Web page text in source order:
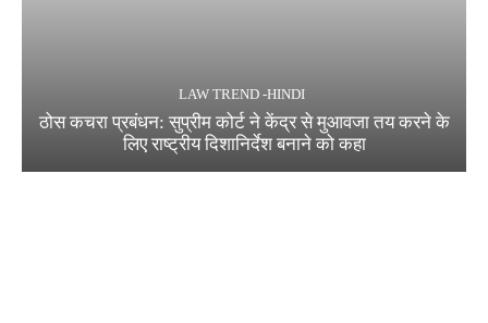
LAW TREND -HINDI
ठोस कचरा प्रबंधन: सुप्रीम कोर्ट ने केंद्र से मुआवजा तय करने के
लिए राष्ट्रीय दिशानिर्देश बनाने को कहा